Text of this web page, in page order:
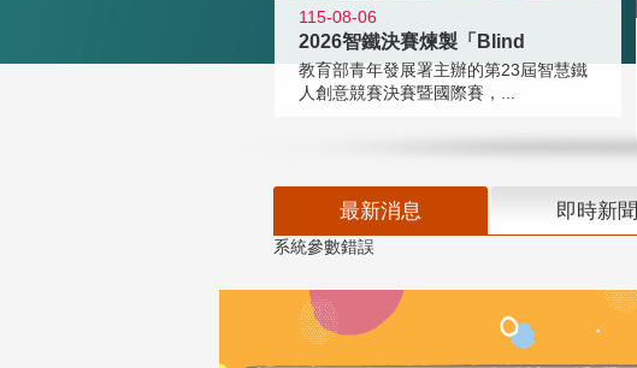
115-08-06
2026智鐵決賽煉製「Blind
教育部青年發展署主辦的第23屆智慧鐵
人創意競賽決賽暨國際賽，...
最新消息 即時新聞
系統參數錯誤